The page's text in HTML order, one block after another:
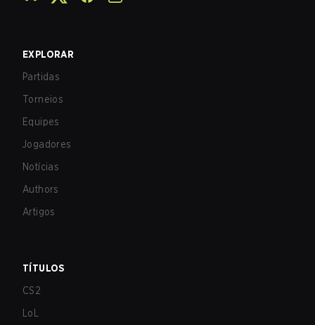
EXPLORAR
Partidas
Torneios
Equipes
Jogadores
Notícias
Authors
Artigos
TÍTULOS
CS2
LoL